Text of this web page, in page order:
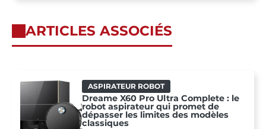
ARTICLES ASSOCIÉS
ASPIRATEUR ROBOT
Dreame X60 Pro Ultra Complete : le
robot aspirateur qui promet de
dépasser les limites des modèles
classiques